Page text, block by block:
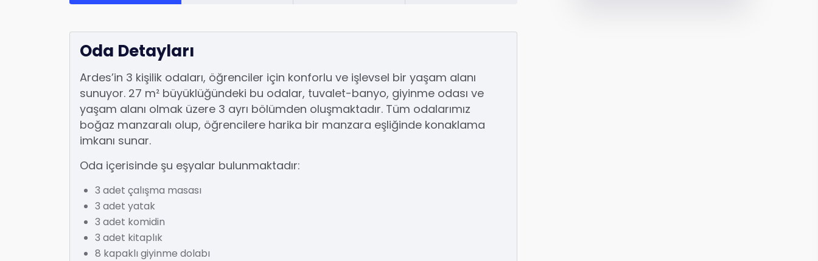
Oda Detayları
Ardes’in 3 kişilik odaları, öğrenciler için konforlu ve işlevsel bir yaşam alanı
sunuyor. 27 m² büyüklüğündeki bu odalar, tuvalet-banyo, giyinme odası ve
yaşam alanı olmak üzere 3 ayrı bölümden oluşmaktadır. Tüm odalarımız
boğaz manzaralı olup, öğrencilere harika bir manzara eşliğinde konaklama
imkanı sunar.
Oda içerisinde şu eşyalar bulunmaktadır:
3 adet çalışma masası
3 adet yatak
3 adet komidin
3 adet kitaplık
8 kapaklı giyinme dolabı